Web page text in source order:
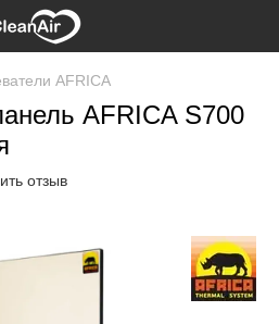
AFRICA
AFRICA S700
отзыв